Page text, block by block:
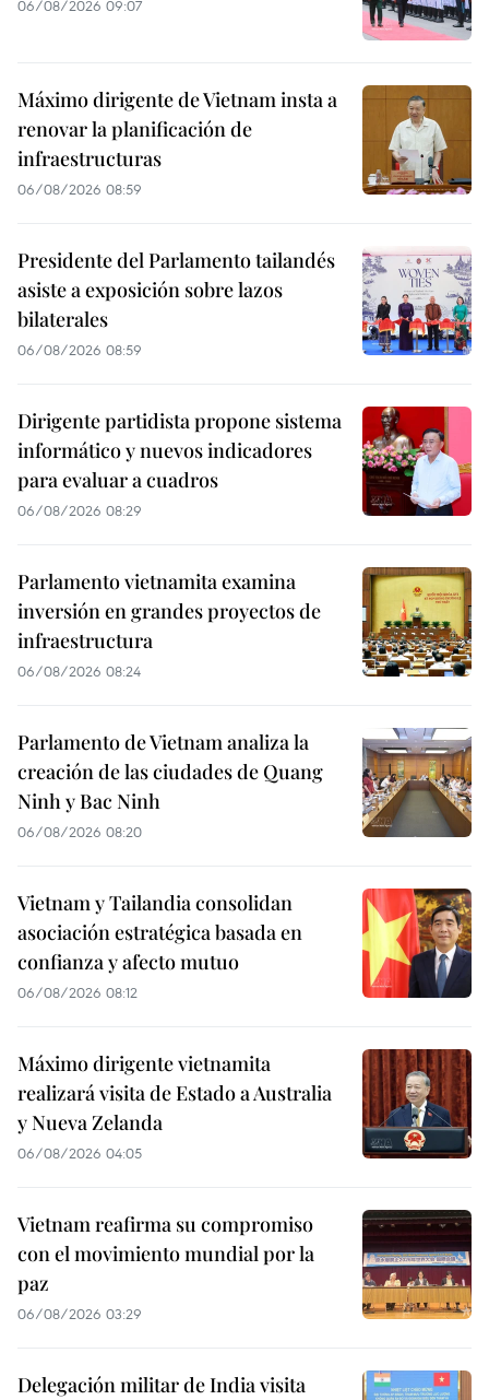
06/08/2026 09:07
Máximo dirigente de Vietnam insta a
renovar la planificación de
infraestructuras
06/08/2026 08:59
Presidente del Parlamento tailandés
asiste a exposición sobre lazos
bilaterales
06/08/2026 08:59
Dirigente partidista propone sistema
informático y nuevos indicadores
para evaluar a cuadros
06/08/2026 08:29
Parlamento vietnamita examina
inversión en grandes proyectos de
infraestructura
06/08/2026 08:24
Parlamento de Vietnam analiza la
creación de las ciudades de Quang
Ninh y Bac Ninh
06/08/2026 08:20
Vietnam y Tailandia consolidan
asociación estratégica basada en
confianza y afecto mutuo
06/08/2026 08:12
Máximo dirigente vietnamita
realizará visita de Estado a Australia
y Nueva Zelanda
06/08/2026 04:05
Vietnam reafirma su compromiso
con el movimiento mundial por la
paz
06/08/2026 03:29
Delegación militar de India visita